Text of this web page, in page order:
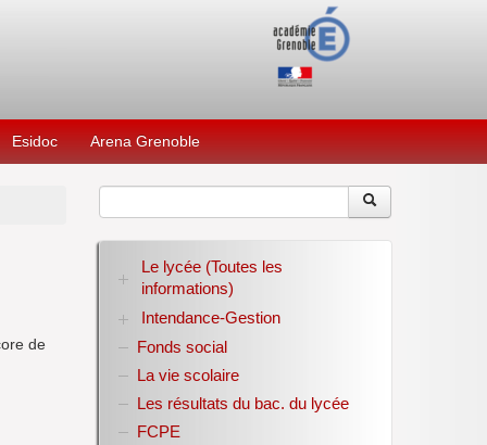
Esidoc Arena Grenoble
de
Le lycée (Toutes les
informations)
RENTREE 2026-2027
Stage des élèves de seconde
Intendance-Gestion
Restauration scolaire
Bourses nationales
Année scolaire 2017-2018
Année scolaire 2018-2019
Fonds social
La vie scolaire
Les résultats du bac. du lycée
FCPE